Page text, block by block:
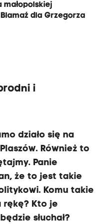
małopolskiej
Blamaż dla Grzegorza
i
działo się na
Również to
Panie
że to jest takie
Komu takie
rękę? Kto je
słuchał?